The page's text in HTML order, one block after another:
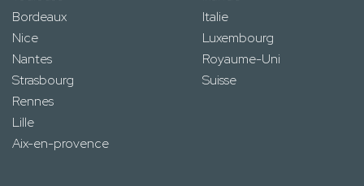
Bordeaux
Nice
Nantes
Strasbourg
Rennes
Lille
Aix-en-provence
Italie
Luxembourg
Royaume-Uni
Suisse